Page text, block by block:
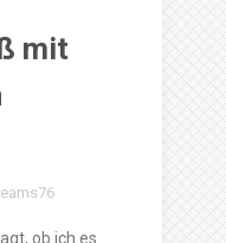
mit
ob ich es